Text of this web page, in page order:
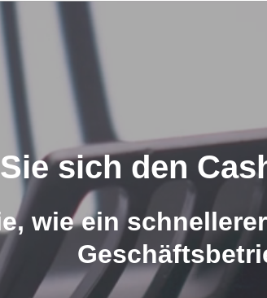
sich den
wie ein